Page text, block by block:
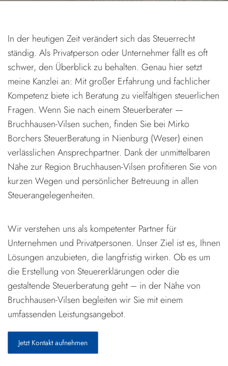
In der heutigen Zeit verändert sich das Steuerrecht
ständig. Als Privatperson oder Unternehmer fällt es oft
schwer, den Überblick zu behalten. Genau hier setzt
meine Kanzlei an: Mit großer Erfahrung und fachlicher
Kompetenz biete ich Beratung zu vielfältigen steuerlichen
Fragen. Wenn Sie nach einem Steuerberater —
Bruchhausen-Vilsen suchen, finden Sie bei Mirko
Borchers SteuerBeratung in Nienburg (Weser) einen
verlässlichen Ansprechpartner. Dank der unmittelbaren
Nähe zur Region Bruchhausen-Vilsen profitieren Sie von
kurzen Wegen und persönlicher Betreuung in allen
Steuerangelegenheiten.
Wir verstehen uns als kompetenter Partner für
Unternehmen und Privatpersonen. Unser Ziel ist es, Ihnen
Lösungen anzubieten, die langfristig wirken. Ob es um
die Erstellung von Steuererklärungen oder die
gestaltende Steuerberatung geht – in der Nähe von
Bruchhausen-Vilsen begleiten wir Sie mit einem
umfassenden Leistungsangebot.
Jetzt Kontakt aufnehmen